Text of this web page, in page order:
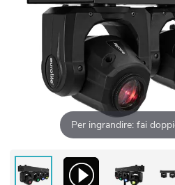
Per ingrandire: fai